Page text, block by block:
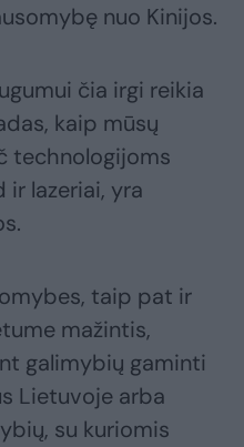
nuo Kinijos.
čia irgi reikia
kaip mūsų
technologijoms
ir lazeriai, yra
taip pat ir
mažintis,
galimybių gaminti
Lietuvoje arba
su kuriomis